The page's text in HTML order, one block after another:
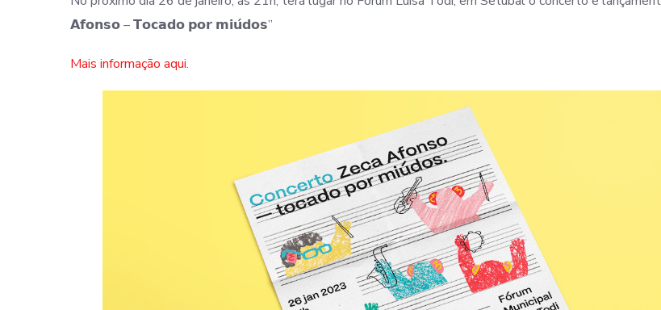
𝗔𝗳𝗼𝗻𝘀𝗼 – 𝗧𝗼𝗰𝗮𝗱𝗼 𝗽𝗼𝗿 𝗺𝗶𝘂́𝗱𝗼𝘀”
Mais informação aqui.